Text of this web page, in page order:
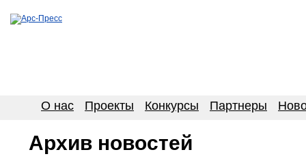
О нас Проекты Конкурсы Партнеры
Архив новостей